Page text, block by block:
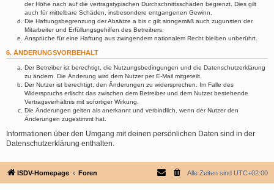
der Höhe nach auf die vertragstypischen Durchschnittsschäden begrenzt. Dies gilt
auch für mittelbare Schäden, insbesondere entgangenen Gewinn.
Die Haftungsbegrenzung der Absätze a bis c gilt sinngemäß auch zugunsten der
Mitarbeiter und Erfüllungsgehilfen des Betreibers.
Ansprüche für eine Haftung aus zwingendem nationalem Recht bleiben unberührt.
6. ÄNDERUNGSVORBEHALT
Der Betreiber ist berechtigt, die Nutzungsbedingungen und die Datenschutzerklärung
zu ändern. Die Änderung wird dem Nutzer per E-Mail mitgeteilt.
Der Nutzer ist berechtigt, den Änderungen zu widersprechen. Im Falle des
Widerspruchs erlischt das zwischen dem Betreiber und dem Nutzer bestehende
Vertragsverhältnis mit sofortiger Wirkung.
Die Änderungen gelten als anerkannt und verbindlich, wenn der Nutzer den
Änderungen zugestimmt hat.
Informationen über den Umgang mit deinen persönlichen Daten sind in der
Datenschutzerklärung enthalten.
ISDV-Homepage Foren Alle Zeiten sind UTC+02:00